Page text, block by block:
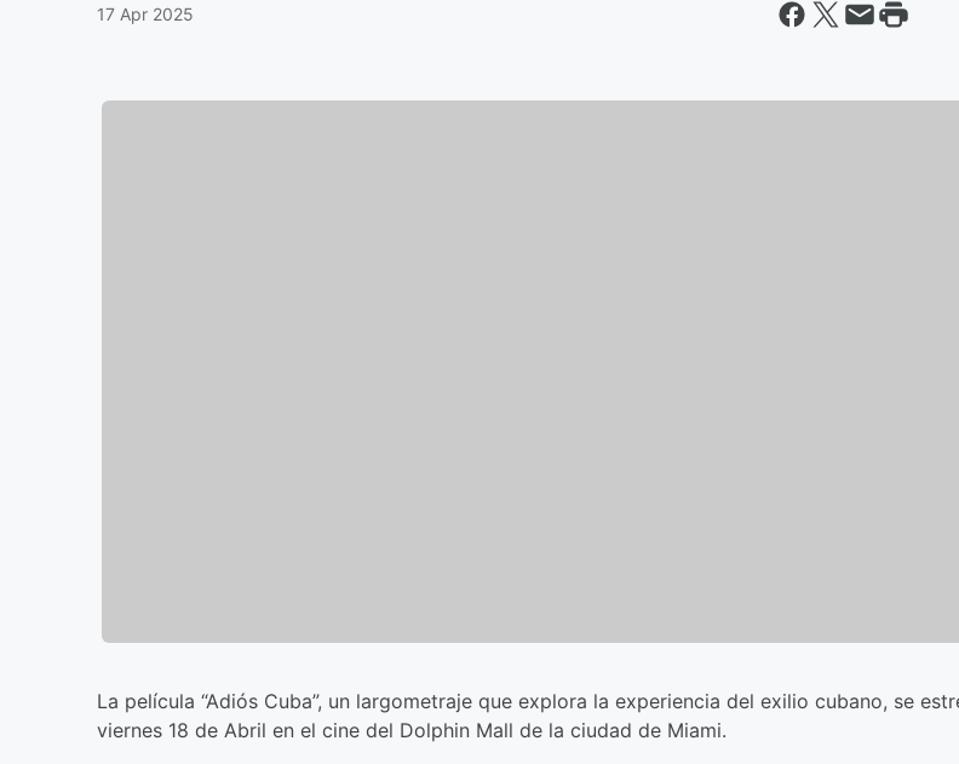
17 Apr 2025
La película “Adiós Cuba”, un largometraje que explora la experiencia del exilio cubano, se
viernes 18 de Abril en el cine del Dolphin Mall de la ciudad de Miami.